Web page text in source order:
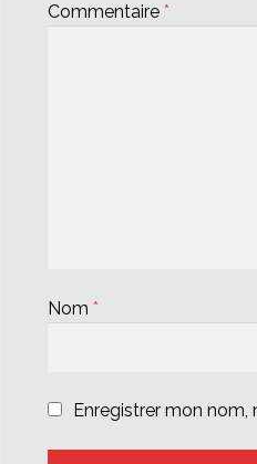
Commentaire *
Nom *
Enregistrer mon